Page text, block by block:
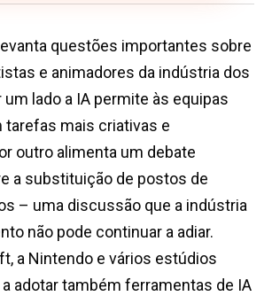
questões importantes sobre
e animadores da indústria dos
lado a IA permite às equipas
mais criativas e
outro alimenta um debate
a substituição de postos de
– uma discussão que a indústria
não pode continuar a adiar.
a Nintendo e vários estúdios
adotar também ferramentas de IA